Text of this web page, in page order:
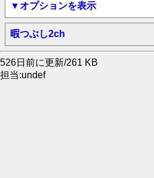
▼オプションを表示
暇つぶし2ch
526日前に更新/261 KB
担当:undef